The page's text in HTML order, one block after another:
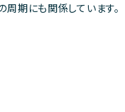
周期にも関係しています。